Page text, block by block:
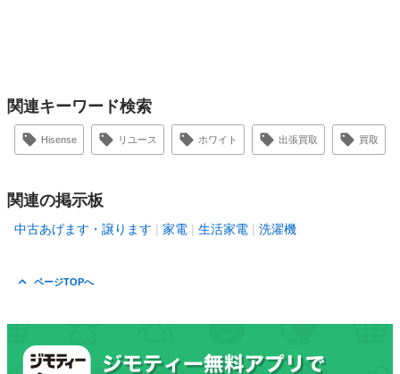
関連キーワード検索
Hisense リユース ホワイト 出張買取 買取
関連の掲示板
中古あげます・譲ります 家電 生活家電 洗濯機
ページTOPへ